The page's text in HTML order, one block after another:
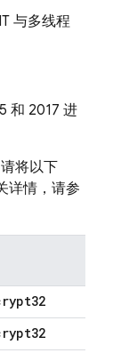
与多线程
和 2017 进
将以下
详情，请参